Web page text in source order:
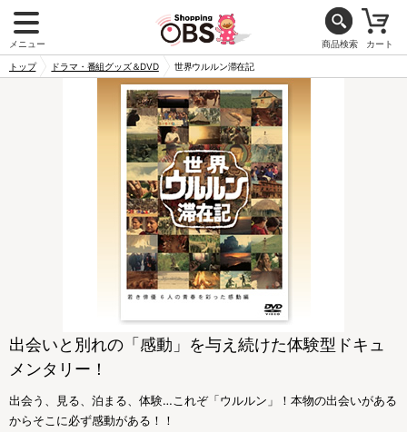
メニュー 商品検索 カート
トップ ドラマ・番組グッズ＆DVD 世界ウルルン滞在記
出会いと別れの「感動」を与え続けた体験型ドキュ
メンタリー！
出会う、見る、泊まる、体験…これぞ「ウルルン」！本物の出会いがある
からそこに必ず感動がある！！